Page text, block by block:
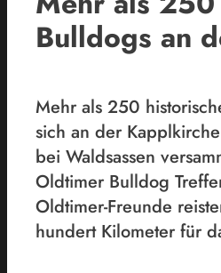
Bulldogs an
Mehr als 250
sich an der
bei Waldsassen
Oldtimer Bulldog
Oldtimer-Freunde
hundert Kilometer für